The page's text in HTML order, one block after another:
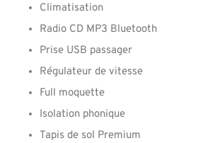
Climatisation
Radio CD MP3 Bluetooth
Prise USB passager
Régulateur de vitesse
Full moquette
Isolation phonique
Tapis de sol Premium